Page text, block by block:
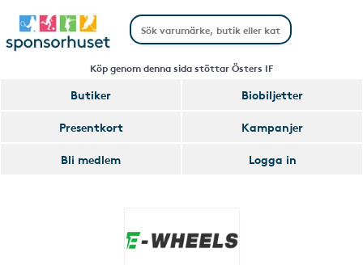
Köp genom denna sida stöttar Östers IF
Butiker
Biobiljetter
Presentkort
Kampanjer
Bli medlem
Logga in